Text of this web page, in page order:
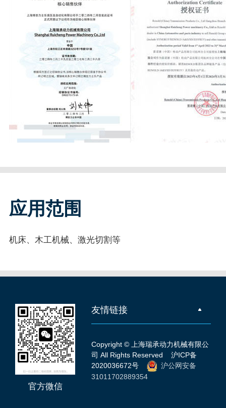
应用范围
机床、木工机械、激光切割等
官方微信
友情链接
Copyright © 上海瑞承动力机械有限公
司 All Rights Reserved沪ICP备
2020036672号
沪公网安备
31011702889354